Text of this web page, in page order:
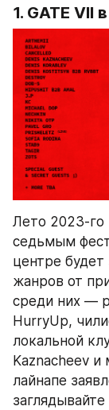
1. GATE VII
Лето 2023-го
седьмым
центре будет
жанров от
среди них —
HurryUp,
локальной
Kaznacheev
лайнапе